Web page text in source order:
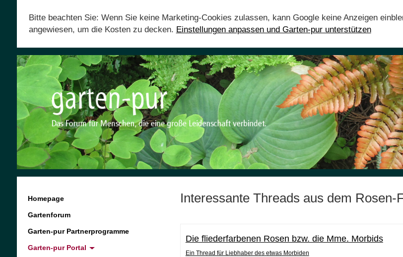
Bitte beachten Sie: Wenn Sie keine Marketing-Cookies zulassen, kann Google keine Anzeigen
angewiesen, um die Kosten zu decken. Einstellungen anpassen und Garten-pur unterstützen
Homepage
Gartenforum
Garten-pur Partnerprogramme
Garten-pur Portal
Interessante Threads aus dem Rosen-
Die fliederfarbenen Rosen bzw. die Mme. Morbids
Ein Thread für Liebhaber des etwas Morbiden